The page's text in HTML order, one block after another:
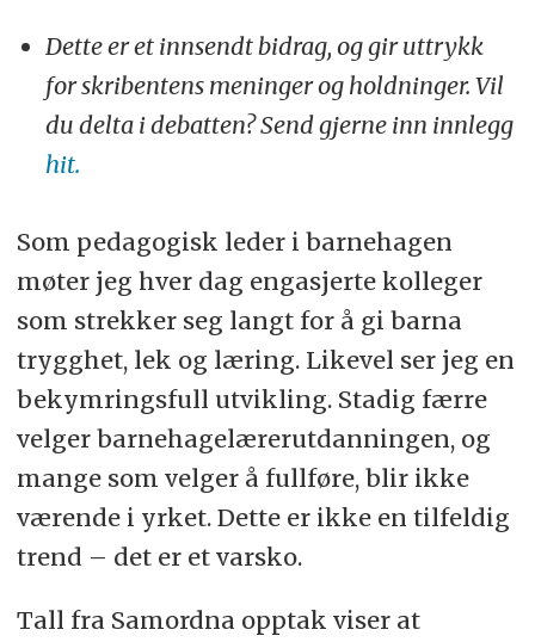
Dette er et innsendt bidrag, og gir uttrykk
for skribentens meninger og holdninger. Vil
du delta i debatten? Send gjerne inn innlegg
hit.
Som pedagogisk leder i barnehagen
møter jeg hver dag engasjerte kolleger
som strekker seg langt for å gi barna
trygghet, lek og læring. Likevel ser jeg en
bekymringsfull utvikling. Stadig færre
velger barnehagelærerutdanningen, og
mange som velger å fullføre, blir ikke
værende i yrket. Dette er ikke en tilfeldig
trend – det er et varsko.
Tall fra Samordna opptak viser at